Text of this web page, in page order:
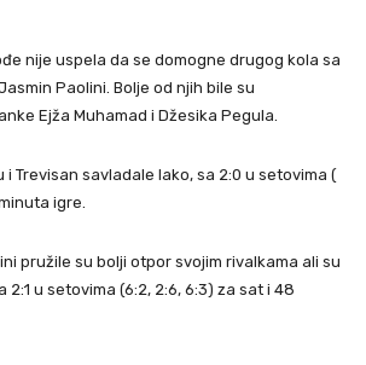
nije uspela da se domogne drugog kola sa
Paolini. Bolje od njih bile su
Ejža Muhamad i Džesika Pegula.
i Trevisan savladale lako, sa 2:0 u setovima (
igre.
pružile su bolji otpor svojim rivalkama ali su
u setovima (6:2, 2:6, 6:3) za sat i 48